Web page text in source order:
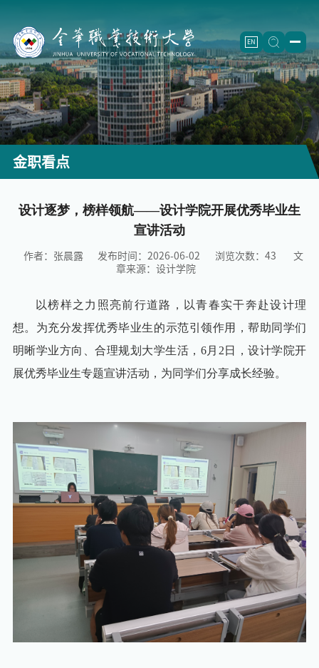
EN
学校概况
学校简介
学校章程
现任领导
二级学院
航空工程学院
建筑工程学院
师范学院
商学院
设计学院
武义学院
马克思主义学院
公共基础学院（军事与体育工作部）
招生信息
继续教育（成人教育）
人才培养
专业设置
教学改革
实训基地
师资队伍
团队建设
人才政策
人才引进
科技服务
科研成果
学术期刊
国际交流
校园文化
学校标识
金职光影
影像金职
校园地图
下载专栏
校园服务
办公电话
图书馆
心理咨询
后勤服务
VPN服务
招标信息
金职看点
设计逐梦，榜样领航——设计学院开展优秀毕业生
宣讲活动
作者：张晨露 发布时间：2026-06-02 浏览次数：43
文
章来源：设计学院
以榜样之力照亮前行道路，以青春实干奔赴设计理
想。为充分发挥优秀毕业生的示范引领作用，帮助同学们
明晰学业方向、合理规划大学生活， 6月2日，设计学院开
展优秀毕业生专题宣讲活动， 为同学们分享成长经验。